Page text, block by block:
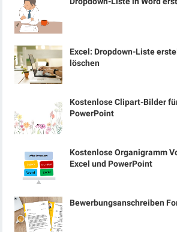
Excel: Dropdown-Liste
löschen
Kostenlose Clipart-Bilder
PowerPoint
Kostenlose Organigramm
Excel und PowerPoint
Bewerbungsanschreiben